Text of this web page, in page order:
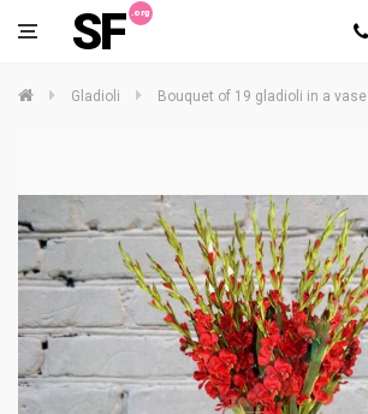
SF
Gladioli Bouquet of 19 gladioli in a vase